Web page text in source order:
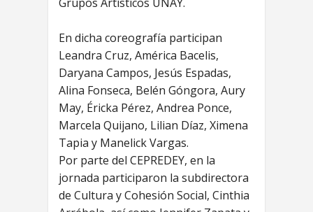
En dicha coreografía participan
Leandra Cruz, América Bacelis,
Daryana Campos, Jesús Espadas,
Alina Fonseca, Belén Góngora, Aury
May, Éricka Pérez, Andrea Ponce,
Marcela Quijano, Lilian Díaz, Ximena
Tapia y Manelick Vargas.
Por parte del CEPREDEY, en la
jornada participaron la subdirectora
de Cultura y Cohesión Social, Cinthia